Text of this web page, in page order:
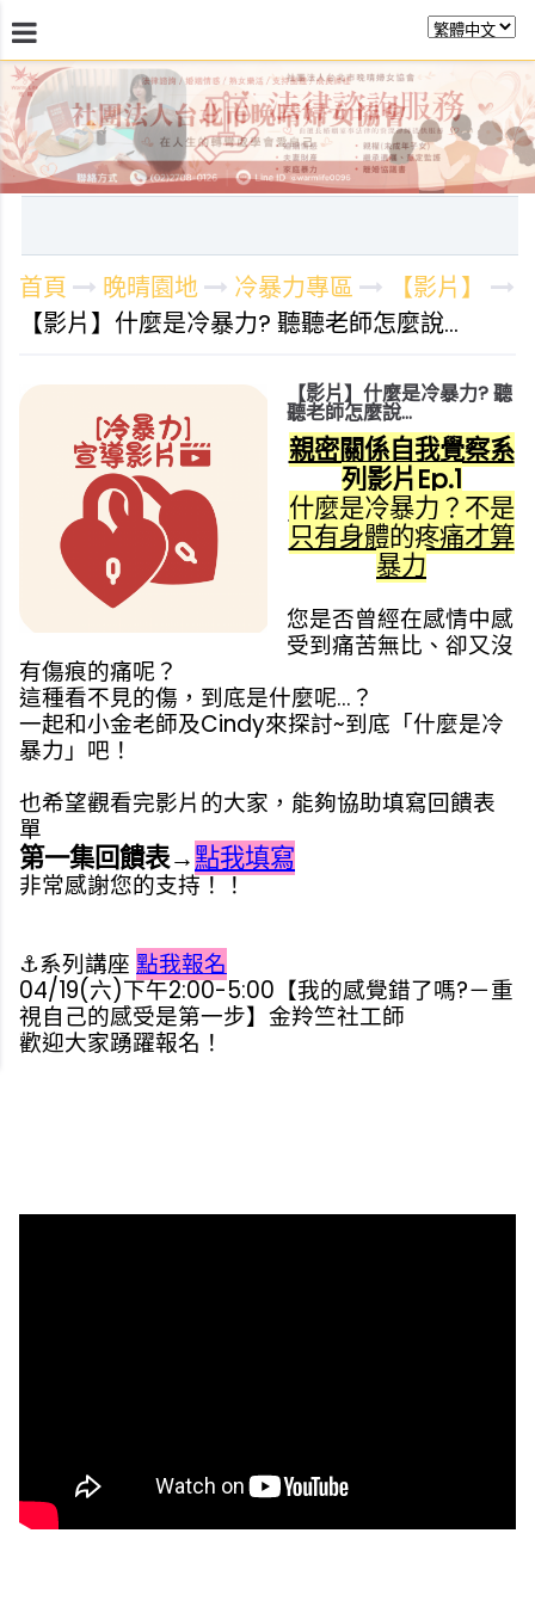
最新消息 關於晚晴 日常服務 課程活動
首頁 晚晴園地 冷暴力專區
【影片】
【影片】什麼是冷暴力? 聽聽老師怎麼說...
【影片】什麼是冷暴力? 聽
聽老師怎麼說...
親密關係自我覺察系
列影片Ep.1
什麼是冷暴力？不是
只有身體的疼痛才算
暴力
您是否曾經在感情中感
受到痛苦無比、卻又沒
有傷痕的痛呢？
這種看不見的傷，到底是什麼呢...？
一起和小金老師及Cindy來探討~到底「什麼是冷
暴力」吧！
也希望觀看完影片的大家，能夠協助填寫回饋表
單
第一集回饋表→點我填寫
非常感謝您的支持！！
⚓系列講座 點我報名
04/19(六)下午2:00-5:00【我的感覺錯了嗎?－重
視自己的感受是第一步】金羚竺社工師
歡迎大家踴躍報名！